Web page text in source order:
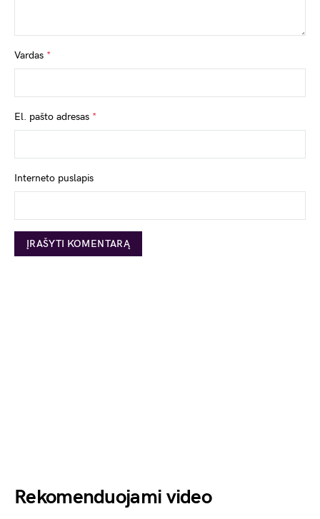
Vardas *
El. pašto adresas *
Interneto puslapis
Rekomenduojami video